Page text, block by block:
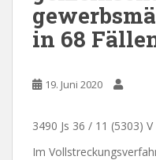
in 68
19. Juni 2020
3490 Js 36 / 11 (5303) V
Im